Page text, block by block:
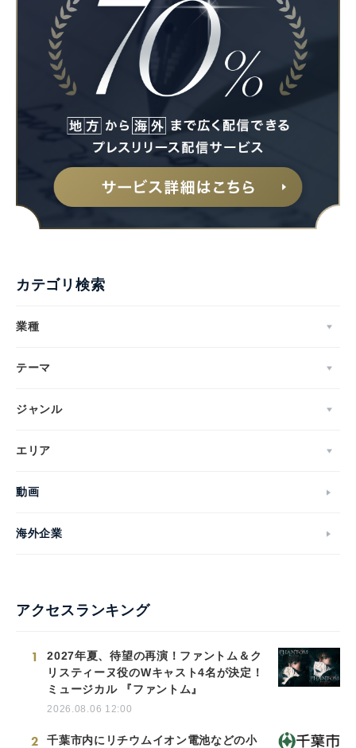
カテゴリ検索
業種
テーマ
ジャンル
エリア
動画
海外企業
アクセスランキング
1
2027年夏、待望の再演！ファントム＆ク
リスティーヌ役のWキャスト4名が決定！
ミュージカル 『ファントム』
2026.08.06 12:00
2 千葉市内にリチウムイオン電池などの小